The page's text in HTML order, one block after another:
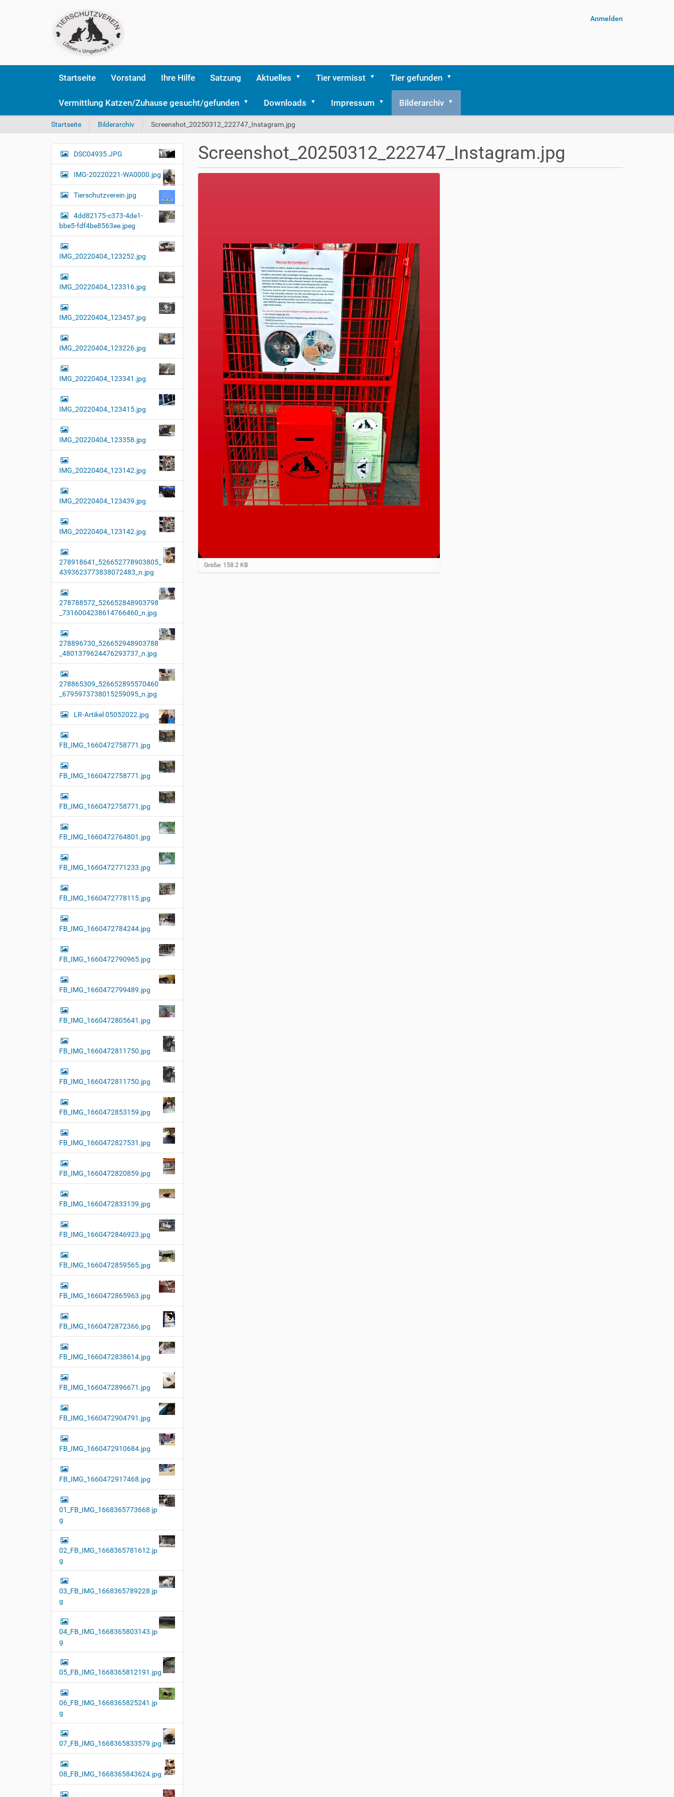
Anmelden
Startseite Vorstand Ihre Hilfe Satzung Aktuelles Tier vermisst Tier gefunden
Vermittlung Katzen/Zuhause gesucht/gefunden Downloads Impressum Bilderarchiv
S
e
i
d
i
Startseite Bilderarchiv Screenshot_20250312_222747_Instagram.jpg
Screenshot_20250312_222747_Instagram.jpg
Z
e
Größe: 158.2 KB
N
i
g
a
t
i
o
n
DSC04935.JPG
IMG-20220221-WA0000.jpg
Tierschutzverein.jpg
4dd82175-c373-4de1-
bbe5-fdf4be8563ee.jpeg
IMG_20220404_123252.jpg
IMG_20220404_123316.jpg
IMG_20220404_123457.jpg
IMG_20220404_123226.jpg
IMG_20220404_123341.jpg
IMG_20220404_123415.jpg
IMG_20220404_123358.jpg
IMG_20220404_123142.jpg
IMG_20220404_123439.jpg
IMG_20220404_123142.jpg
278918641_526652778903805_
4393623773838072483_n.jpg
278788572_526652848903798
_7316004238614766460_n.jpg
278896730_526652948903788
_4801379624476293737_n.jpg
278865309_526652895570460
_6795973738015259095_n.jpg
LR-Artikel 05052022.jpg
FB_IMG_1660472758771.jpg
FB_IMG_1660472758771.jpg
FB_IMG_1660472758771.jpg
FB_IMG_1660472764801.jpg
FB_IMG_1660472771233.jpg
FB_IMG_1660472778115.jpg
FB_IMG_1660472784244.jpg
FB_IMG_1660472790965.jpg
FB_IMG_1660472799489.jpg
FB_IMG_1660472805641.jpg
FB_IMG_1660472811750.jpg
FB_IMG_1660472811750.jpg
FB_IMG_1660472853159.jpg
FB_IMG_1660472827531.jpg
FB_IMG_1660472820859.jpg
FB_IMG_1660472833139.jpg
FB_IMG_1660472846923.jpg
FB_IMG_1660472859565.jpg
FB_IMG_1660472865963.jpg
FB_IMG_1660472872366.jpg
FB_IMG_1660472838614.jpg
FB_IMG_1660472896671.jpg
FB_IMG_1660472904791.jpg
FB_IMG_1660472910684.jpg
FB_IMG_1660472917468.jpg
01_FB_IMG_1668365773668.jp
g
02_FB_IMG_1668365781612.jp
g
03_FB_IMG_1668365789228.jp
g
04_FB_IMG_1668365803143.jp
g
05_FB_IMG_1668365812191.jpg
06_FB_IMG_1668365825241.jp
g
07_FB_IMG_1668365833579.jpg
08_FB_IMG_1668365843624.jpg